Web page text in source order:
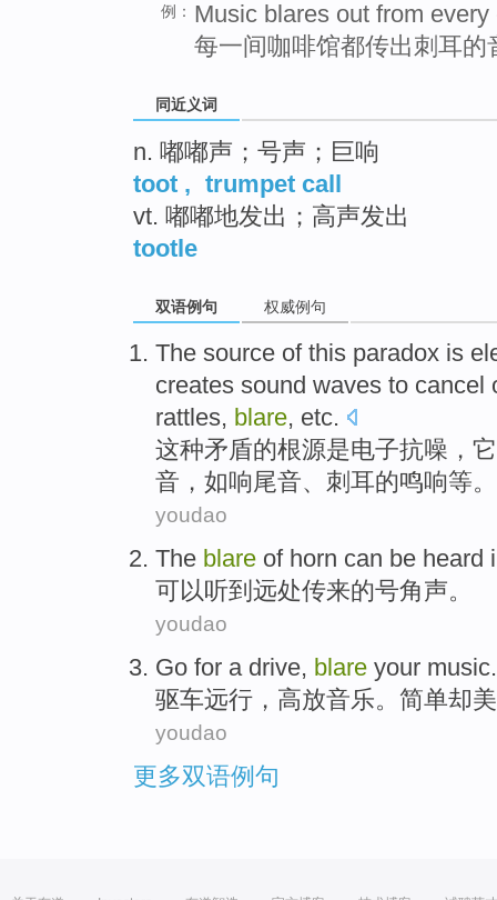
例： Music blares out from every
每一间咖啡馆都传出刺耳的
同近义词
n. 嘟嘟声；号声；巨响
toot , trumpet call
vt. 嘟嘟地发出；高声发出
tootle
双语例句 权威例句
The source of this paradox is
creates sound waves to cancel
rattles, blare, etc.
这种矛盾的根源是电子抗噪 ， 它
音 ， 如响尾音、刺耳的鸣响等。
youdao
The blare of horn can be heard
可以听到 远处传来的号角声。
youdao
Go for a drive, blare your music
驱车远行 ，高放音乐。 简单却
youdao
更多双语例句